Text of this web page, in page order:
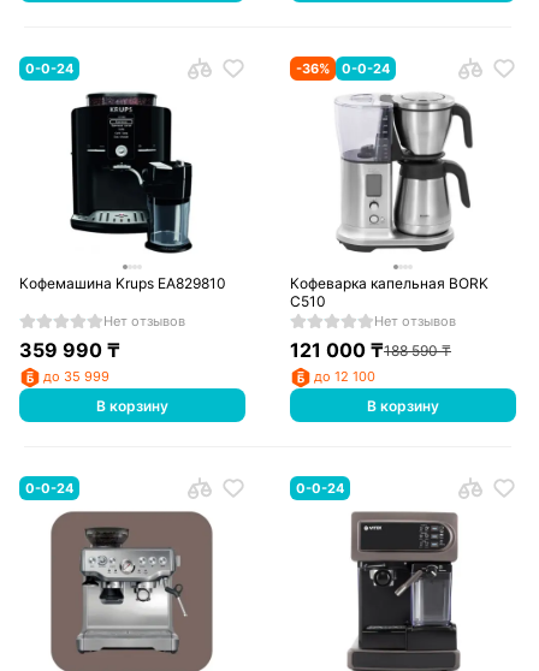
0-0-24
Кофемашина Krups EA829810
Нет отзывов
359 990₸
до 35 999
В корзину
-36% 0-0-24
Кофеварка капельная BORK
C510
Нет отзывов
121 000 ₸188 590₸
до 12 100
В корзину
0-0-24 0-0-24